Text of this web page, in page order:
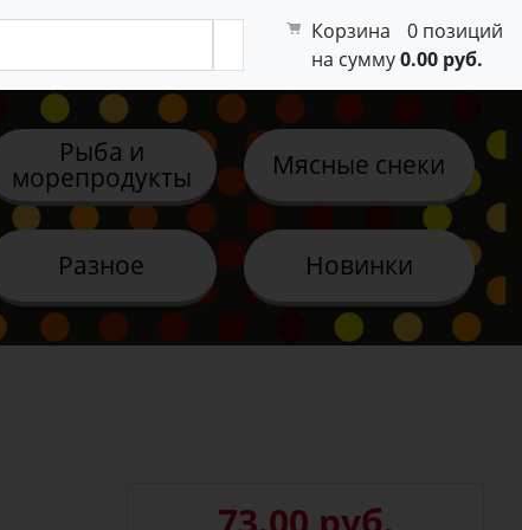
Корзина
0 позиций
на сумму0.00 руб.
Рыба и
морепродукты Мясные снеки
Разное Новинки